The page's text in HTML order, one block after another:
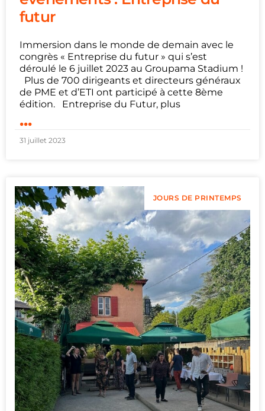
futur
Immersion dans le monde de demain avec le
congrès « Entreprise du futur » qui s’est
déroulé le 6 juillet 2023 au Groupama Stadium !
Plus de 700 dirigeants et directeurs généraux
de PME et d’ETI ont participé à cette 8ème
édition. Entreprise du Futur, plus
...
31 juillet 2023
JOURS DE PRINTEMPS